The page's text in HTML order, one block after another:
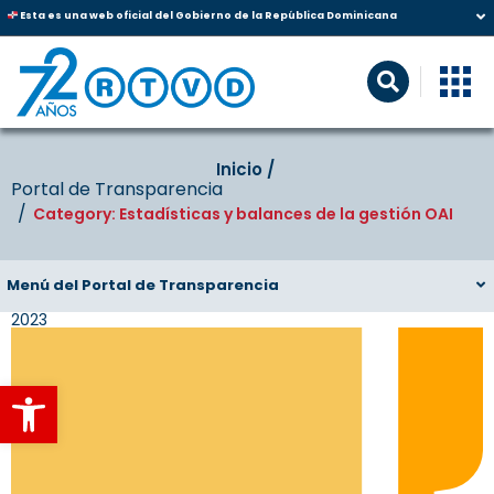
Abrir barra de herramientas
Esta es una web oficial del Gobierno de la República Dominicana
Inicio‎‎ /‎ ‎
Portal de Transparencia
Category: Estadísticas y balances de la gestión OAI
Menú del Portal de Transparencia
2023